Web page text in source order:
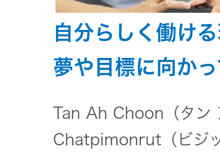
自分らしく働け
夢や目標に向か
Tan Ah Choon（タン
Chatpimonrut（ビジ